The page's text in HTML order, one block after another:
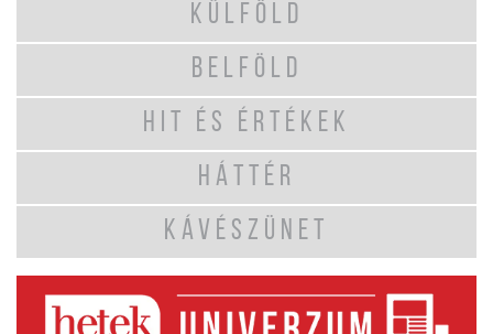
KÜLFÖLD
BELFÖLD
HIT ÉS ÉRTÉKEK
HÁTTÉR
KÁVÉSZÜNET